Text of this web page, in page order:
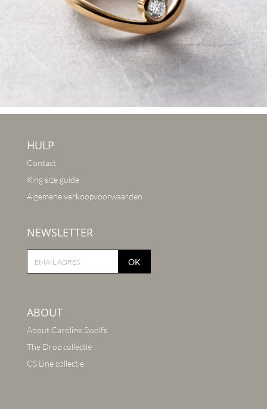
HULP
Contact
Ring size guide
Algemene verkoopvoorwaarden
NEWSLETTER
OK
ABOUT
About Caroline Swolfs
The Drop collectie
CS Line collectie